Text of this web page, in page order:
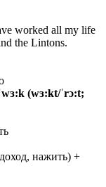
worked all my life
the Lintons.
(wɜ:kt/ˈrɔ:t;
нажить) +